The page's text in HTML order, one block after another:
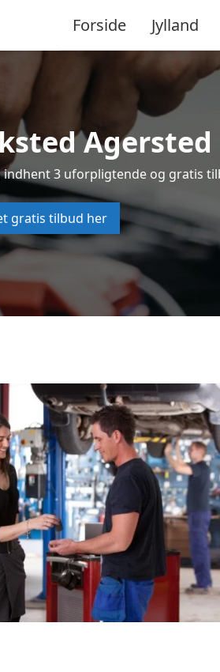
Forside Jylland
Agersted
3 uforpligtende og gratis
gratis tilbud her